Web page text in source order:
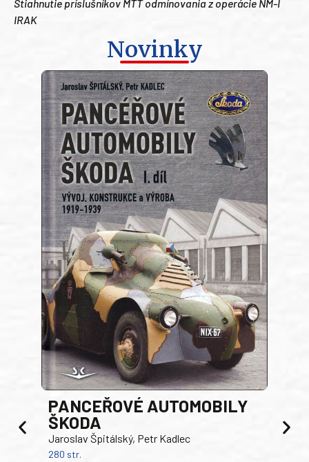
Stiahnutie príslušníkov MTT odmínovania z operácie NM-I
IRAK
Novinky
PANCEŘOVÉ AUTOMOBILY
ŠKODA
Jaroslav Špitálský, Petr Kadlec
280 str.